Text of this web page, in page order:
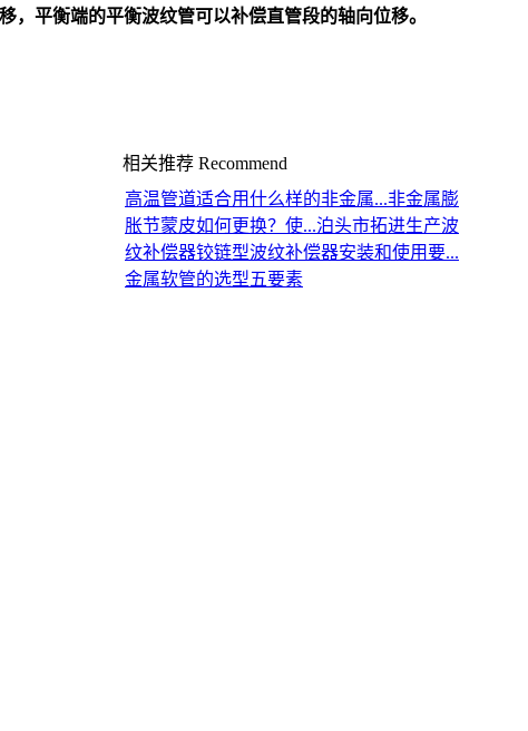
平衡端的平衡波纹管可以补偿直管段的轴向位移。
相关推荐 Recommend
高温管道适合用什么样的非金属...非金属膨
胀节蒙皮如何更换？使...泊头市拓进生产波
纹补偿器铰链型波纹补偿器安装和使用要...
金属软管的选型五要素